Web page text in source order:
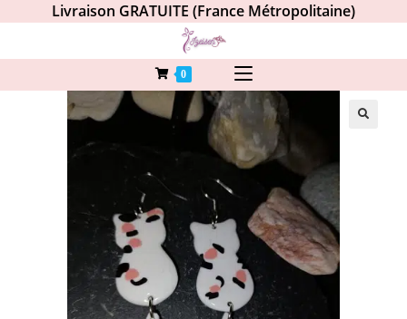
Livraison GRATUITE (France Métropolitaine)
0